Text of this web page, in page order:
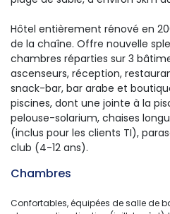
Hôtel entièrement rénové en
de la chaîne. Offre nouvelle
chambres réparties sur 3
ascenseurs, réception,
snack-bar, bar arabe et
piscines, dont une jointe à la
pelouse-solarium, chaises
(inclus pour les clients TI),
club (4-12 ans).
Chambres
Confortables, équipées de salle de